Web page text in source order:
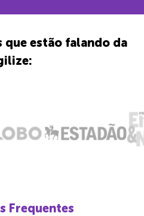
que estão falando da
Frequentes